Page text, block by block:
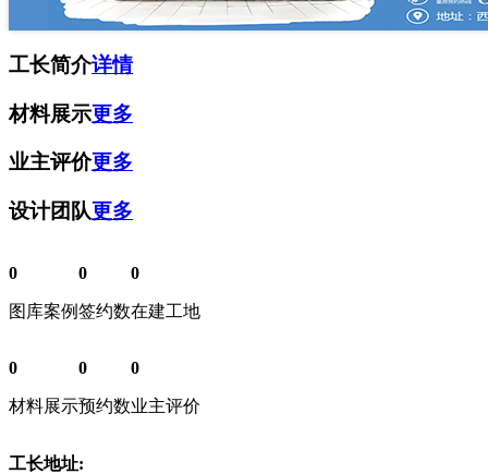
工长简介详情
材料展示更多
业主评价更多
设计团队更多
0
图库案例
0
签约数
0
在建工地
0
材料展示
0
预约数
0
业主评价
工长地址: